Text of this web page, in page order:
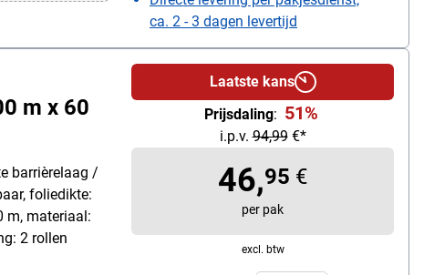
ca. 2 - 3 dagen levertijd
m x 60
barrièrelaag /
foliedikte:
m, materiaal:
2 rollen
Laatste kans
Prijsdaling: 51%
i.p.v.94,99€*
46,95 €
per pak
excl. btw